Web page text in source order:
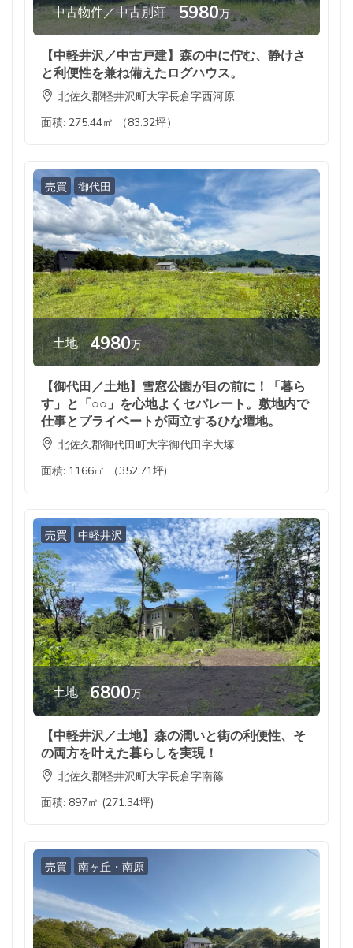
中古物件／中古別荘 5980万
【中軽井沢／中古戸建】森の中に佇む、静けさ
と利便性を兼ね備えたログハウス。
北佐久郡軽井沢町大字長倉字西河原
面積: 275.44㎡ （83.32坪）
売買 御代田
土地 4980万
【御代田／土地】雪窓公園が目の前に！「暮ら
す」と「○○」を心地よくセパレート。敷地内で
仕事とプライベートが両立するひな壇地。
北佐久郡御代田町大字御代田字大塚
面積: 1166㎡ （352.71坪)
売買 中軽井沢
土地 6800万
【中軽井沢／土地】森の潤いと街の利便性、そ
の両方を叶えた暮らしを実現！
北佐久郡軽井沢町大字長倉字南篠
面積: 897㎡ (271.34坪)
売買 南ヶ丘・南原